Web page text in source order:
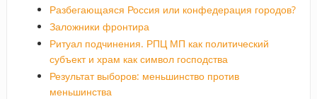
Разбегающаяся Россия или конфедерация городов?
Заложники фронтира
Ритуал подчинения. РПЦ МП как политический
субъект и храм как символ господства
Результат выборов: меньшинство против
меньшинства